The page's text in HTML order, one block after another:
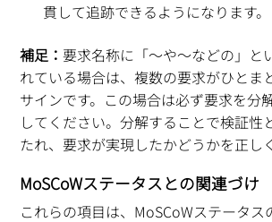
貫して追跡できるようになります。
補足：要求名称に「〜や〜などの」と
れている場合は、複数の要求がひとま
サインです。この場合は必ず要求を分
してください。分解することで検証性
たれ、要求が実現したかどうかを正し
MoSCoWステータスとの関連づけ
これらの項目は、MoSCoWステータス